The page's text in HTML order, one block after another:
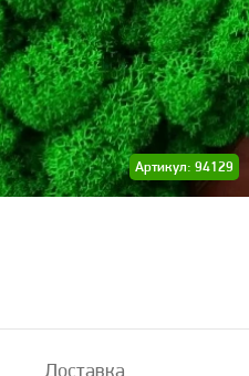
Артикул: 94129